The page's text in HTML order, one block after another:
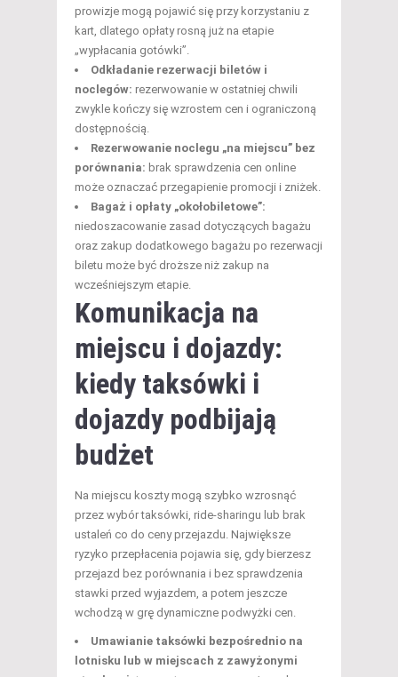
prowizje mogą pojawić się przy korzystaniu z
kart, dlatego opłaty rosną już na etapie
„wypłacania gotówki”.
Odkładanie rezerwacji biletów i
noclegów: rezerwowanie w ostatniej chwili
zwykle kończy się wzrostem cen i ograniczoną
dostępnością.
Rezerwowanie noclegu „na miejscu” bez
porównania: brak sprawdzenia cen online
może oznaczać przegapienie promocji i zniżek.
Bagaż i opłaty „okołobiletowe”:
niedoszacowanie zasad dotyczących bagażu
oraz zakup dodatkowego bagażu po rezerwacji
biletu może być droższe niż zakup na
wcześniejszym etapie.
Komunikacja na
miejscu i dojazdy:
kiedy taksówki i
dojazdy podbijają
budżet
Na miejscu koszty mogą szybko wzrosnąć
przez wybór taksówki, ride-sharingu lub brak
ustaleń co do ceny przejazdu. Największe
ryzyko przepłacenia pojawia się, gdy bierzesz
przejazd bez porównania i bez sprawdzenia
stawki przed wyjazdem, a potem jeszcze
wchodzą w grę dynamiczne podwyżki cen.
Umawianie taksówki bezpośrednio na
lotnisku lub w miejscach z zawyżonymi